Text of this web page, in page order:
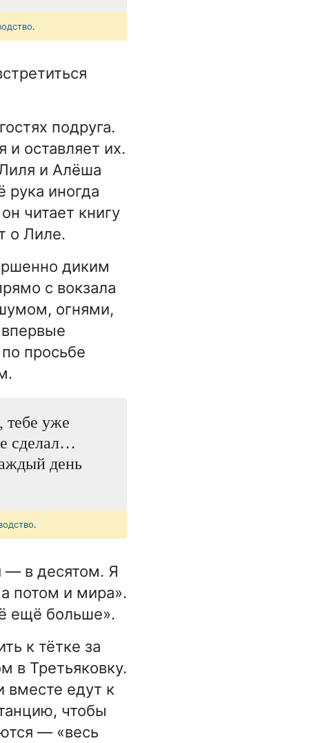
.
подруга.
и оставляет их.
и Алёша
рука иногда
читает книгу
о Лиле.
диким
с вокзала
огнями,
просьбе
тебе уже
сделал…
день
.
— в десятом. Я
потом и мира».
ещё больше».
к тётке за
в Третьяковку.
вместе едут к
чтобы
— «весь